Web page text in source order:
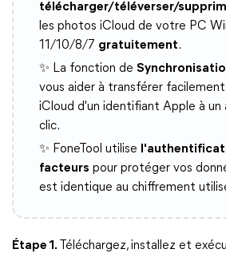
télécharger/téléverser/
les photos iCloud de votre PC
11/10/8/7 gratuitement.
✨ La fonction de
vous aider à transférer
iCloud d'un identifiant Apple à un
clic.
✨ FoneTool utilise
facteurs pour protéger vos
est identique au chiffrement
Étape 1.
Téléchargez, installez et